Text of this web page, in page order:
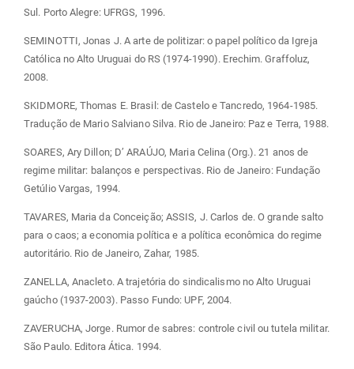
Sul. Porto Alegre: UFRGS, 1996.
SEMINOTTI, Jonas J. A arte de politizar: o papel político da Igreja
Católica no Alto Uruguai do RS (1974-1990). Erechim. Graffoluz,
2008.
SKIDMORE, Thomas E. Brasil: de Castelo e Tancredo, 1964-1985.
Tradução de Mario Salviano Silva. Rio de Janeiro: Paz e Terra, 1988.
SOARES, Ary Dillon; D’ ARAÚJO, Maria Celina (Org.). 21 anos de
regime militar: balanços e perspectivas. Rio de Janeiro: Fundação
Getúlio Vargas, 1994.
TAVARES, Maria da Conceição; ASSIS, J. Carlos de. O grande salto
para o caos; a economia política e a política econômica do regime
autoritário. Rio de Janeiro, Zahar, 1985.
ZANELLA, Anacleto. A trajetória do sindicalismo no Alto Uruguai
gaúcho (1937-2003). Passo Fundo: UPF, 2004.
ZAVERUCHA, Jorge. Rumor de sabres: controle civil ou tutela militar.
São Paulo. Editora Ática. 1994.